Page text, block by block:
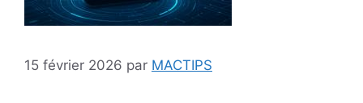
15 février 2026 par MACTIPS